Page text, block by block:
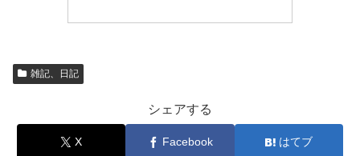
雑記、日記
シェアする
X Facebook はてブ